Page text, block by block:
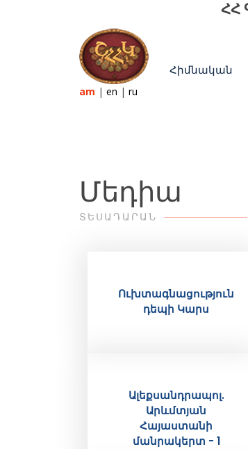
ՀՀ
am | en | ru
Հիմնական
Մեդիա
ՏԵՍԱԴԱՐԱՆ
Ուխտագնացություն
դեպի Կարս
Ալեքսանդրապոլ.
Արևմտյան
Հայաստանի
մանրակերտ - 1